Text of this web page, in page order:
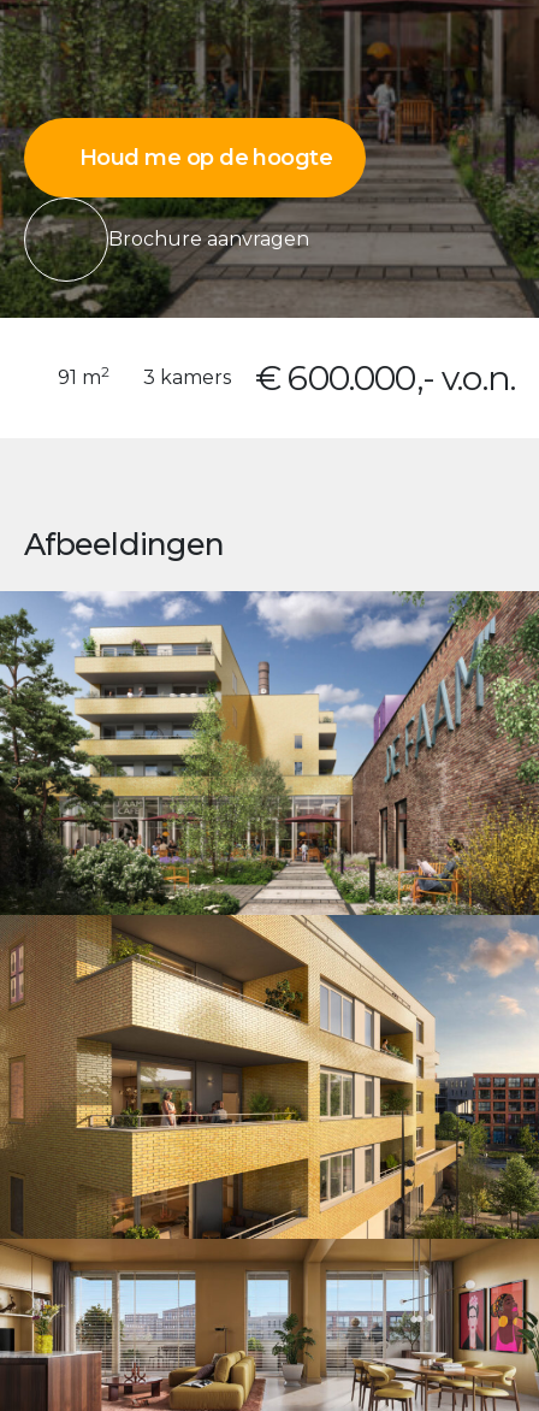
Houd me op de hoogte
Brochure aanvragen
91 m2 3 kamers € 600.000,- v.o.n.
Afbeeldingen